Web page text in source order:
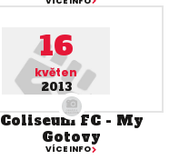
16
květen
2013
Coliseum FC - My
Gotovy
VÍCE INFO